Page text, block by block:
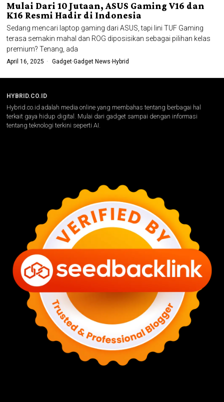
Mulai Dari 10 Jutaan, ASUS Gaming V16 dan
K16 Resmi Hadir di Indonesia
Sedang mencari laptop gaming dari ASUS, tapi lini TUF Gaming
terasa semakin mahal dan ROG diposisikan sebagai pilihan kelas
premium? Tenang, ada
April 16, 2025 Gadget·Gadget News· Hybrid
HYBRID.CO.ID
Hybrid.co.id adalah media online yang membahas tentang berbagai hal
terkait gaya hidup digital. Mulai dari gadget sampai dengan informasi
tentang teknologi terkini seperti AI.